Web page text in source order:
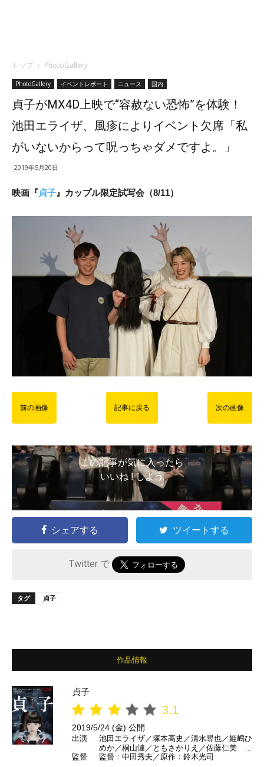
トップ PhotoGallery
PhotoGallery イベントレポート ニュース 国内
貞子がMX4D上映で“容赦ない恐怖”を体験！
池田エライザ、風疹によりイベント欠席「私
がいないからって呪っちゃダメですよ。」
2019年5月20日
映画『 貞子 』カップル限定試写会（8/11）
前の画像 記事に戻る 次の画像
この記事が気に入ったら
いいね ! しよう
シェアする ツイートする
Twitter で
タグ 貞子
作品情報
貞子
3.1
2019/5/24 (金) 公開
出演
池田エライザ／塚本高史／清水尋也／姫嶋ひ
めか／桐山漣／ともさかりえ／佐藤仁美 ほ
か
監督 監督：中田秀夫／原作：鈴木光司